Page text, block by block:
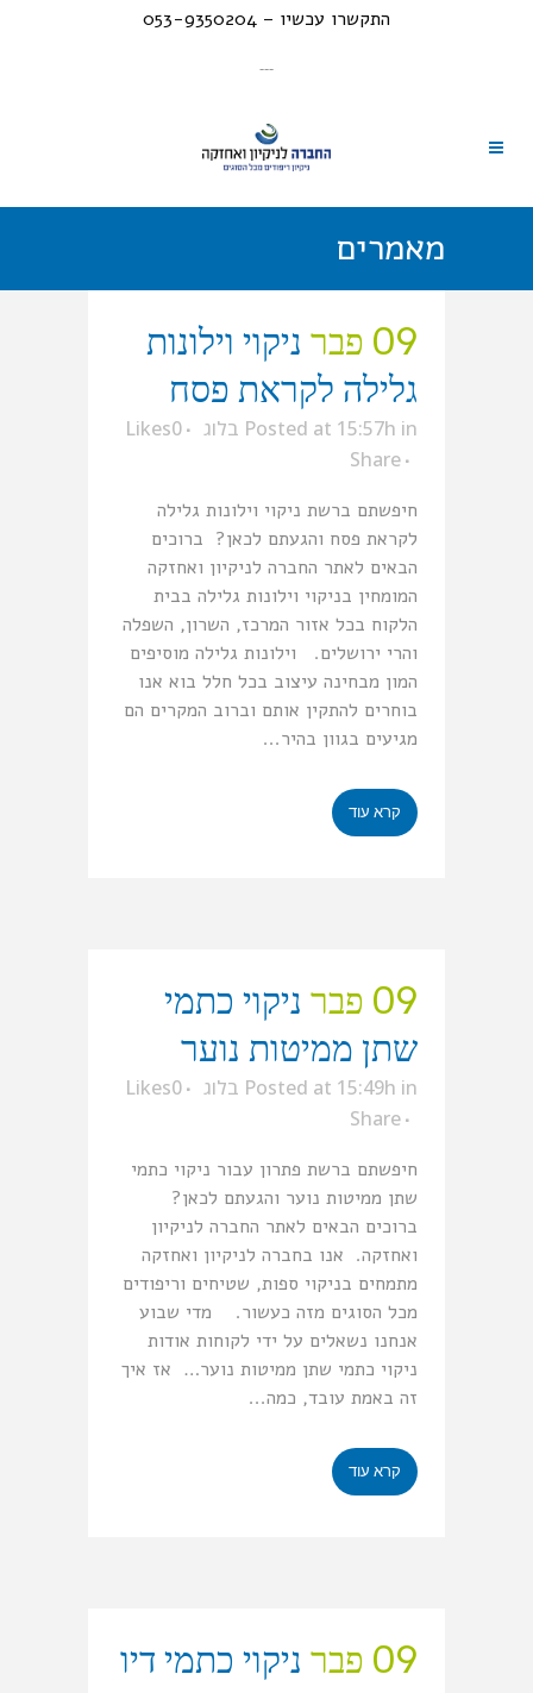
התקשרו עכשיו – 053-9350204
---
מאמרים
09 פבר
ניקוי וילונות
גלילה לקראת פסח
Posted at 15:57h in בלוג 0
Likes
Share
חיפשתם ברשת ניקוי וילונות גלילה
לקראת פסח והגעתם לכאן? ברוכים
הבאים לאתר החברה לניקיון ואחזקה
המומחין בניקוי וילונות גלילה בבית
הלקוח בכל אזור המרכז, השרון, השפלה
והרי ירושלים. וילונות גלילה מוסיפים
המון מבחינה עיצוב בכל חלל בוא אנו
בוחרים להתקין אותם וברוב המקרים הם
מגיעים בגוון בהיר...
קרא עוד
09 פבר
ניקוי כתמי
שתן ממיטות נוער
Posted at 15:49h in בלוג 0
Likes
Share
חיפשתם ברשת פתרון עבור ניקוי כתמי
שתן ממיטות נוער והגעתם לכאן?
ברוכים הבאים לאתר החברה לניקיון
ואחזקה. אנו בחברה לניקיון ואחזקה
מתמחים בניקוי ספות, שטיחים וריפודים
מכל הסוגים מזה כעשור. מדי שבוע
אנחנו נשאלים על ידי לקוחות אודות
ניקוי כתמי שתן ממיטות נוער… אז איך
זה באמת עובד, כמה...
קרא עוד
09 פבר
ניקוי כתמי דיו